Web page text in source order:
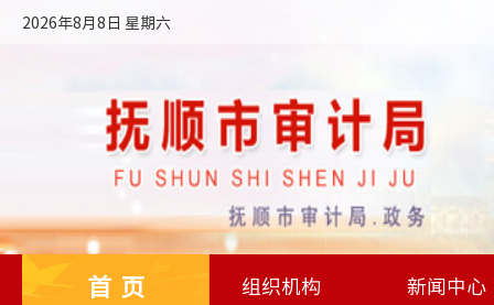
2026年8月8日 星期六
首页 组织机构 新闻中心